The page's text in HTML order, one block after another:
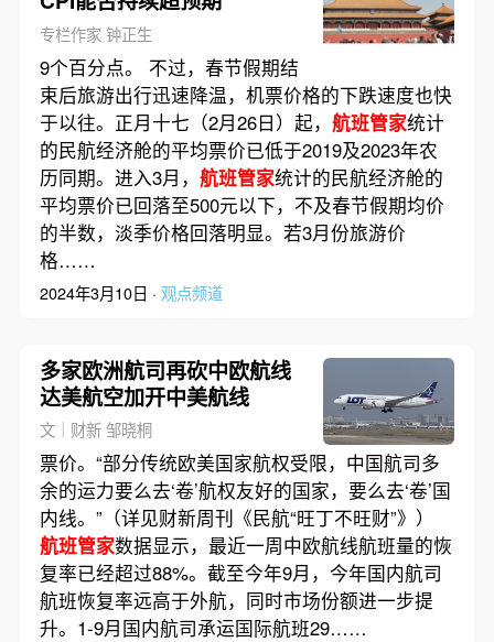
专栏作家 钟正生
9个百分点。 不过，春节假期结
束后旅游出行迅速降温，机票价格的下跌速度也快
于以往。正月十七（2月26日）起， 航班管家统计
的民航经济舱的平均票价已低于2019及2023年农
历同期。进入3月， 航班管家统计的民航经济舱的
平均票价已回落至500元以下，不及春节假期均价
的半数，淡季价格回落明显。若3月份旅游价
格……
2024年3月10日 · 观点频道
多家欧洲航司再砍中欧航线
达美航空加开中美航线
文｜财新 邹晓桐
票价。“部分传统欧美国家航权受限，中国航司多
余的运力要么去‘卷’航权友好的国家，要么去‘卷’国
内线。”（详见财新周刊《民航“旺丁不旺财”》）
航班管家数据显示，最近一周中欧航线航班量的恢
复率已经超过88%。截至今年9月，今年国内航司
航班恢复率远高于外航，同时市场份额进一步提
升。1-9月国内航司承运国际航班29……